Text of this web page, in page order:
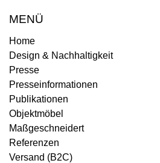
MENÜ
Home
Design & Nachhaltigkeit
Presse
Presseinformationen
Publikationen
Objektmöbel
Maßgeschneidert
Referenzen
Versand (B2C)